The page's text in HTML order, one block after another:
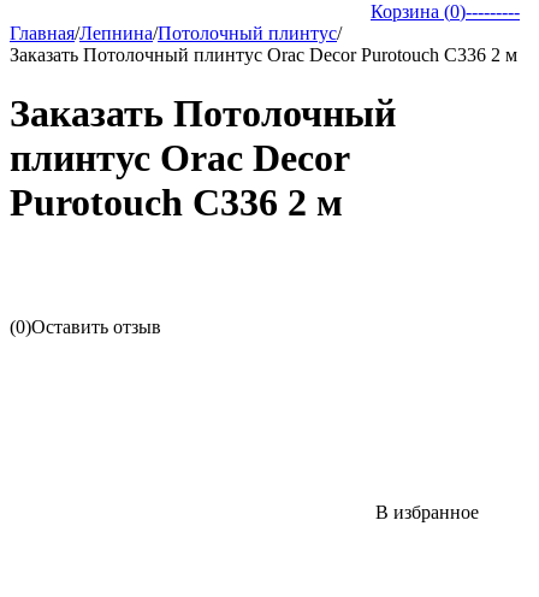
Корзина (0)---------
Главная/Лепнина/Потолочный плинтус/
Заказать Потолочный плинтус Orac Decor Purotouch C336 2 м
Заказать Потолочный
плинтус Orac Decor
Purotouch C336 2 м
(0)Оставить отзыв
В избранное